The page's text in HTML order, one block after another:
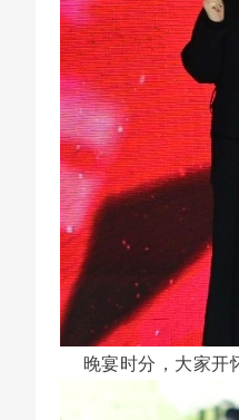
晚宴时分，大家开